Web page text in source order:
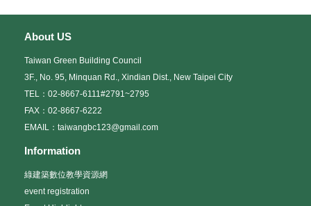
About US
Taiwan Green Building Council
3F., No. 95, Minquan Rd., Xindian Dist., New Taipei City
TEL：02-8667-6111#2791~2795
FAX：02-8667-6222
EMAIL：taiwangbc123@gmail.com
Information
綠建築數位教學資源網
event registration